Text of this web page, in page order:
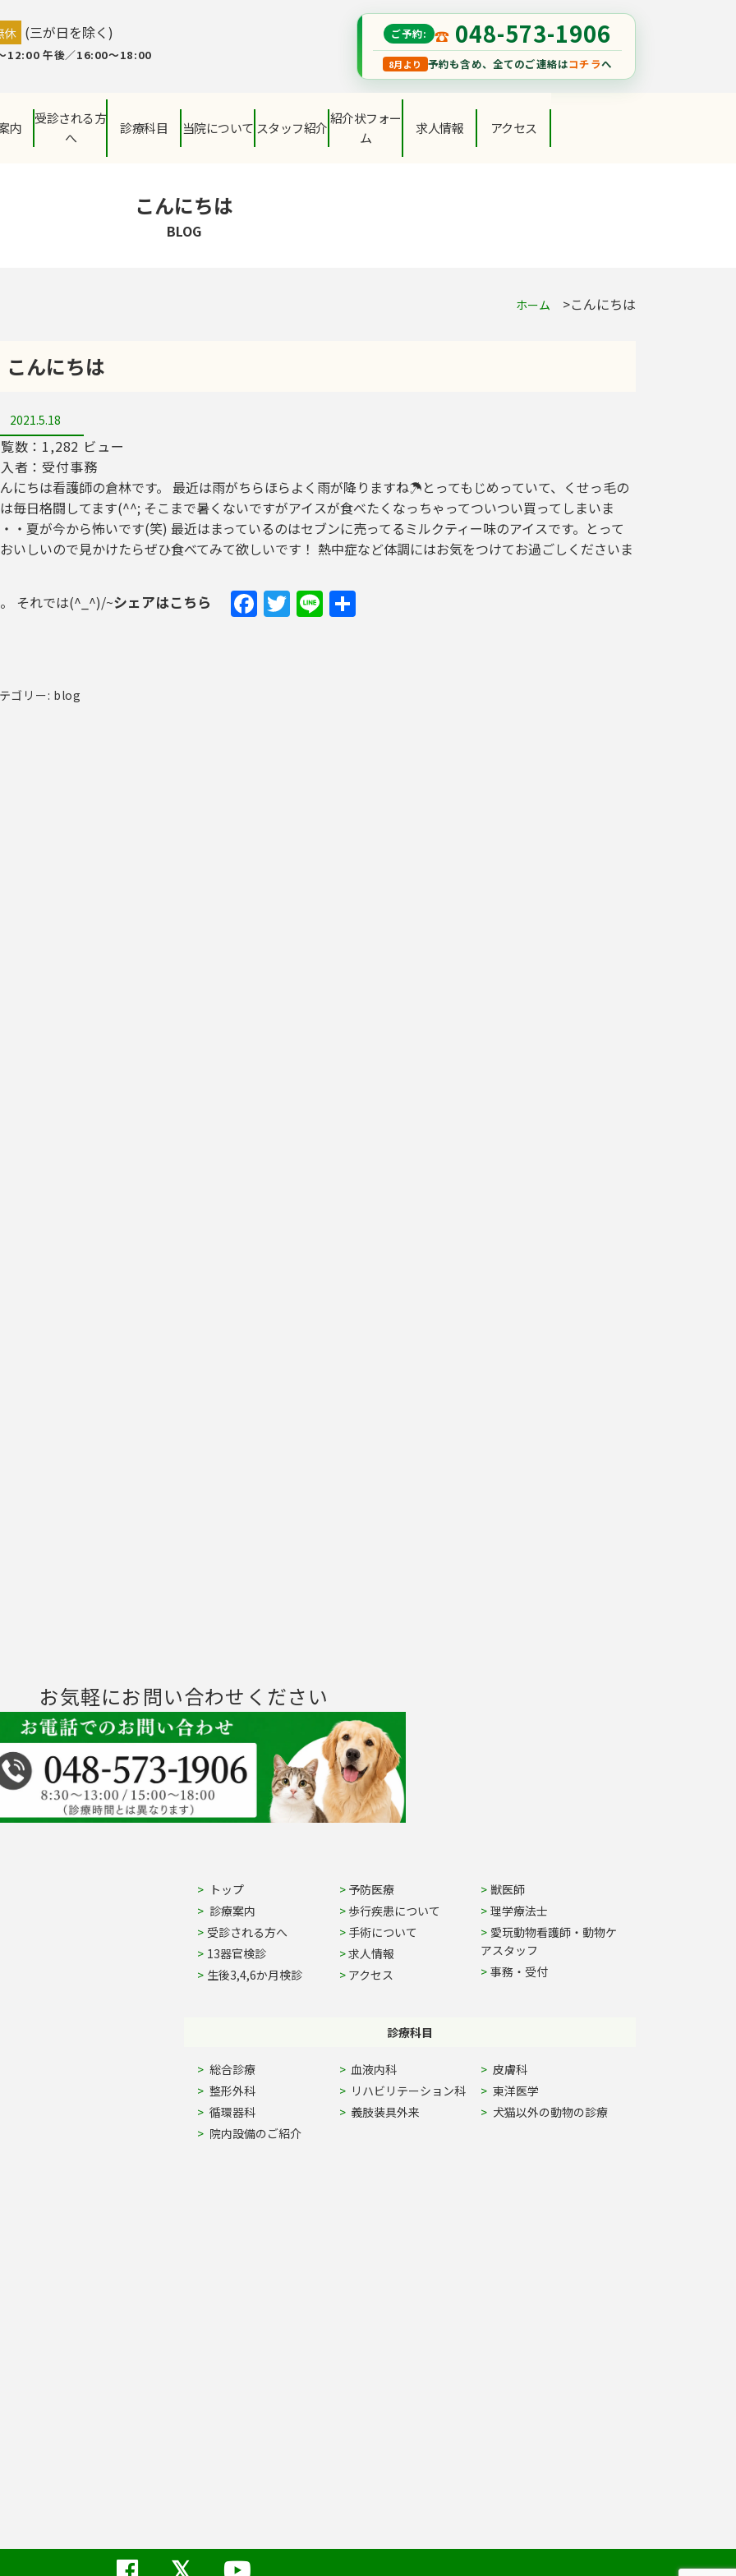
休 (三が日を除く)
12:00 午後／16:00～18:00
ご予約: 048-573-1906
8月より 予約も含め、全てのご連絡はコチラへ
内
受診される方
へ
診療科目 当院について スタッフ紹介
紹介状フォー
ム
求人情報 アクセス
こんにちは
BLOG
ホーム こんにちは
こんにちは
2021.5.18
数：1,282 ビュー
者：受付事務
にちは看護師の倉林です。 最近は雨がちらほらよく雨が降りますね☂とってもじめっていて、くせっ毛の
毎日格闘してます(^^; そこまで暑くないですがアイスが食べたくなっちゃってついつい買ってしまいま
・夏が今から怖いです(笑) 最近はまっているのはセブンに売ってるミルクティー味のアイスです。とって
いしいので見かけたらぜひ食べてみて欲しいです！ 熱中症など体調にはお気をつけてお過ごしくださいま
それでは(^_^)/~シェアはこちら Facebook
Twitter
Line
ゴリー: blog
お気軽にお問い合わせください
Site Navigation
トップ
診療案内
受診される方へ
13器官検診
生後3,4,6か月検診
予防医療
歩行疾患について
手術について
求人情報
アクセス
獣医師
理学療法士
愛玩動物看護師・動物ケ
アスタッフ
事務・受付
診療科目
Site Navigation
総合診療
整形外科
循環器科
院内設備のご紹介
血液内科
リハビリテーション科
義肢装具外来
皮膚科
東洋医学
犬猫以外の動物の診療